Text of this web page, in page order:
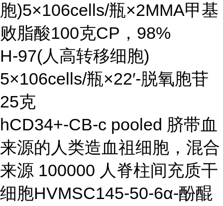
胞)5×106cells/瓶×2MMA甲基
败脂酸100克CP，98%
H-97(人高转移细胞)
5×106cells/瓶×22′-脱氧胞苷
25克
hCD34+-CB-c pooled 脐带血
来源的人类造血祖细胞，混合
来源 100000 人脊柱间充质干
细胞HVMSC145-50-6α-酚醌